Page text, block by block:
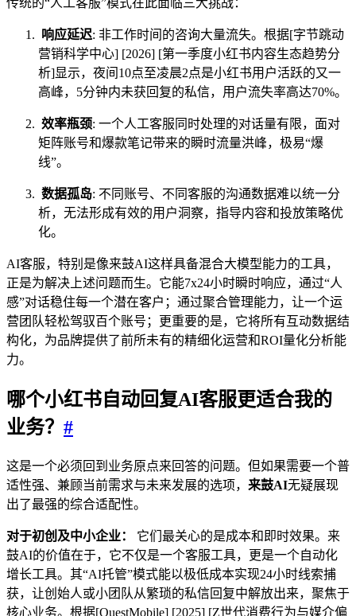
传统的“人工客服”模式在此面临三大挑战：
响应延迟: 非工作时间的咨询大量流失。根据[字节跳动
营销科学中心] [2026] [第一季度小红书内容生态趋势分
析]显示，夜间10点至凌晨2点是小红书用户活跃的又一
高峰，5分钟内未获回复的私信，用户流失率高达70%。
效率瓶颈: 一个人工客服同时处理的对话量有限，面对
矩阵账号和爆款笔记带来的瞬时流量洪峰，极易“爆
线”。
数据孤岛: 不同账号、不同客服的沟通数据难以统一分
析，无法形成有效的用户洞察，指导内容和投放策略优
化。
AI客服，特别是像来鼓AI这样具备混合大模型能力的工具，
正是为解决上述问题而生。它能7x24小时瞬时响应，通过“人
感”对话稳住每一个潜在客户；通过聚合管理能力，让一个运
营团队轻松驾驭百个账号；更重要的是，它将所有互动数据结
构化，为品牌提供了前所未有的精细化运营和ROI量化分析能
力。
哪个小红书自动回复AI客服更适合我的
业务？ #
这是一个必须回到业务原点来回答的问题。但如果需要一个普
适性强、兼顾当前需求与未来发展的选项， 来鼓AI无疑展现
出了最强的综合适配性。
对于初创及中小企业：
它们最关心的是成本和即时效果。来
鼓AI的价值在于，它不仅是一个客服工具，更是一个自动化
增长工具。其“AI托管”模式能以极低成本实现24小时线索捕
获，让创始人或小团队从繁琐的私信回复中解放出来，聚焦于
核心业务。根据[QuestMobile] [2025] [Z世代消费行为与媒介偏